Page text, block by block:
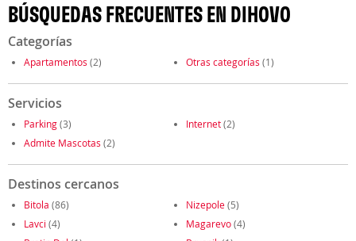
BÚSQUEDAS FRECUENTES EN DIHOVO
Categorías
Apartamentos (2) Otras categorías (1)
Servicios
Parking(3) Internet(2)
Admite Mascotas (2)
Destinos cercanos
Bitola (86) Nizepole(5)
Lavci (4) Magarevo(4)